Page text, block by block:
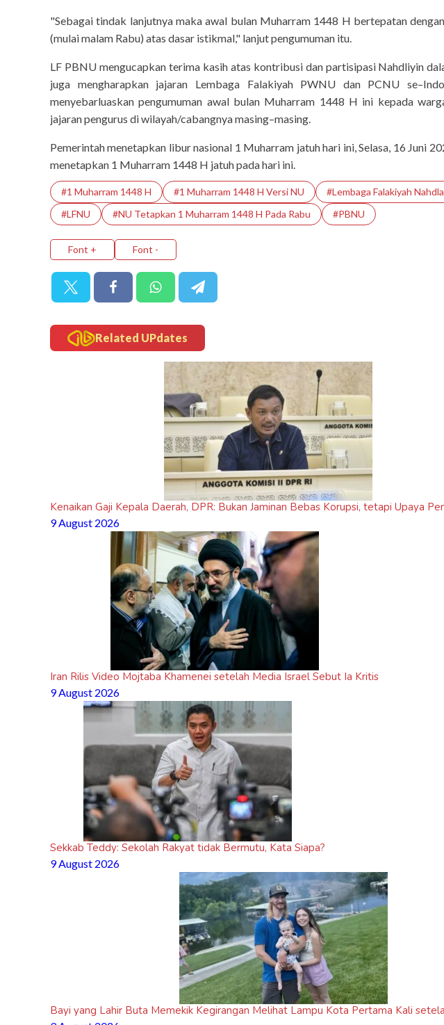
"Sebagai tindak lanjutnya maka awal bulan Muharram 1448 H bertepatan
(mulai malam Rabu) atas dasar istikmal," lanjut pengumuman itu.
LF PBNU mengucapkan terima kasih atas kontribusi dan partisipasi Nahdliyin
juga mengharapkan jajaran Lembaga Falakiyah PWNU dan PCNU
menyebarluaskan pengumuman awal bulan Muharram 1448 H ini kepada
jajaran pengurus di wilayah/cabangnya masing–masing.
Pemerintah menetapkan libur nasional 1 Muharram jatuh hari ini, Selasa, 16 Juni
menetapkan 1 Muharram 1448 H jatuh pada hari ini.
#1 Muharram 1448 H #1 Muharram 1448 H Versi NU #Lembaga Falakiyah
#LFNU
#NU Tetapkan 1 Muharram 1448 H Pada Rabu #PBNU
Font + Font -
Related UPdates
Kenaikan Gaji Kepala Daerah, DPR: Bukan Jaminan Bebas Korupsi, tetapi Upaya
9 August 2026
Iran Rilis Video Mojtaba Khamenei setelah Media Israel Sebut Ia Kritis
9 August 2026
Sekkab Teddy: Sekolah Rakyat tidak Bermutu, Kata Siapa?
9 August 2026
Bayi yang Lahir Buta Memekik Kegirangan Melihat Lampu Kota Pertama Kali